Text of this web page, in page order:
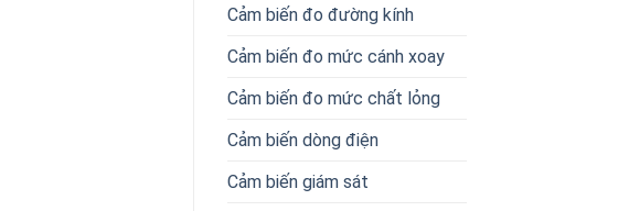
Cảm biến đo đường kính
Cảm biến đo mức cánh xoay
Cảm biến đo mức chất lỏng
Cảm biến dòng điện
Cảm biến giám sát